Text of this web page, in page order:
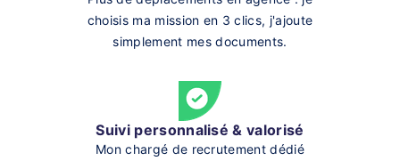
choisis ma mission en 3 clics, j'ajoute
simplement mes documents.
Suivi personnalisé & valorisé
Mon chargé de recrutement dédié